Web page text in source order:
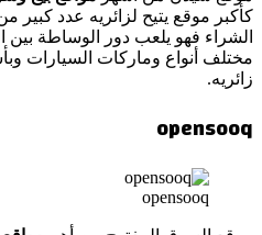
كأكبر موقع يتيح لزائريه عدد كبير
الشراء فهو يلعب دور الوساطة بين
مختلف أنواع وماركات السيارات
زائريه.
opensooq
opensooq